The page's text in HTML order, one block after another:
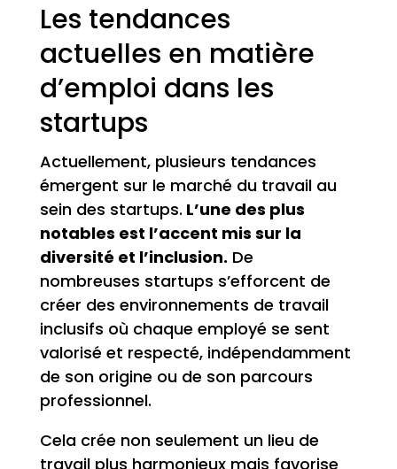
Les tendances
actuelles en matière
d’emploi dans les
startups
Actuellement, plusieurs tendances
émergent sur le marché du travail au
sein des startups. L’une des plus
notables est l’accent mis sur la
diversité et l’inclusion. De
nombreuses startups s’efforcent de
créer des environnements de travail
inclusifs où chaque employé se sent
valorisé et respecté, indépendamment
de son origine ou de son parcours
professionnel.
Cela crée non seulement un lieu de
travail plus harmonieux mais favorise